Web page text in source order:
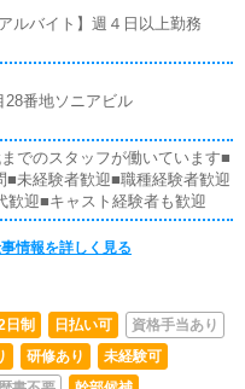
験からでもスムーズに操作可能
業、注意事項の喚起などをお願
えていただきますので、未経験
。■PC更新業務ヘブンネットな
舗情報更新作業を行っていただ
報やイベント、求人ブログの作
出来れば問題ありません。PC
っていただきます。
ルバイト】週４日以上勤務
番地ソニアビル
でのスタッフが働いています■
■未経験者歓迎■職種経験者歓迎
歓迎■キャスト経験者も歓迎
情報を詳しく見る
日制 日払い可
資格手当あり
研修あり
未経験可